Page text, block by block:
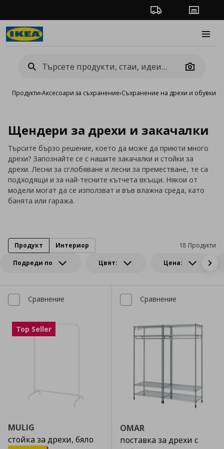
Проследяване на
Camera
Продукти›Аксесоари за съхранение›Съхранение на дрехи и обувки
Щендери за дрехи и закачалки
Търсите бързо решение, което да може да приюти много
дрехи? Запознайте се с нашите закачалки и стойки за
дрехи. Лесни за сглобяване и лесни за преместване, те са
подходящи и за най-тесните кътчета вкъщи. Някои от
модели могат да се използват и във влажна среда, като
банята или гаража.
Подреди по Цвят: Цена:
18 Продукти
Продукт Интериор
Сравнение
Top Seller
MULIG
стойка за дрехи, бяло
Сравнение
OMAR
поставка за дрехи с